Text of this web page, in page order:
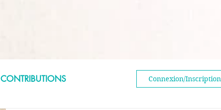
CONTRIBUTIONS Connexion/Inscription